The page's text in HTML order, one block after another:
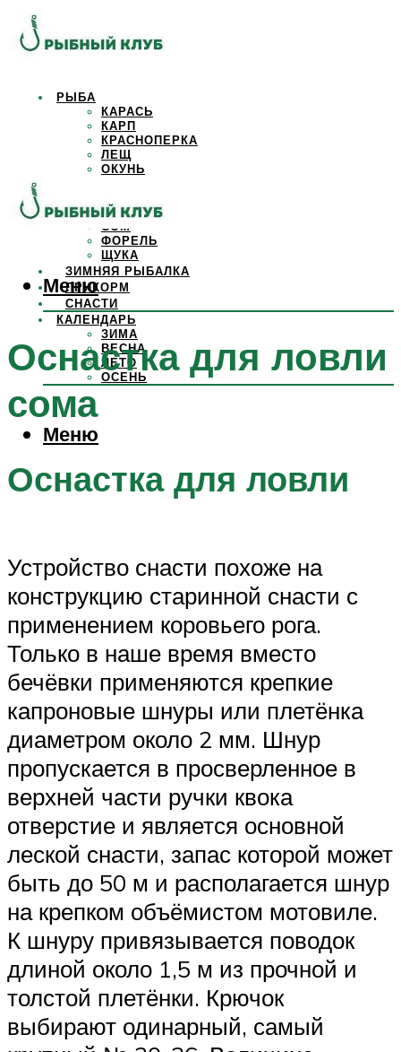
РЫБА
КАРАСЬ
КАРП
КРАСНОПЕРКА
ЛЕЩ
ОКУНЬ
САЗАН
СОМ
ФОРЕЛЬ
ЩУКА
ЗИМНЯЯ РЫБАЛКА
ПРИКОРМ
СНАСТИ
КАЛЕНДАРЬ
ЗИМА
ВЕСНА
ЛЕТО
ОСЕНЬ
Меню
Меню
Оснастка для ловли
сома
Оснастка для ловли
Устройство снасти похоже на
конструкцию старинной снасти с
применением коровьего рога.
Только в наше время вместо
бечёвки применяются крепкие
капроновые шнуры или плетёнка
диаметром около 2 мм. Шнур
пропускается в просверленное в
верхней части ручки квока
отверстие и является основной
леской снасти, запас которой может
быть до 50 м и располагается шнур
на крепком объёмистом мотовиле.
К шнуру привязывается поводок
длиной около 1,5 м из прочной и
толстой плетёнки. Крючок
выбирают одинарный, самый